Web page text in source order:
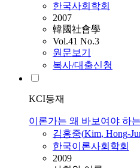
한국사회학회
2007
韓國社會學
Vol.41 No.3
원문보기
복사/대출신청
KCI등재
이론가는 왜 바보여야 하
김홍중(Kim, Hong-
한국이론사회학회
2009